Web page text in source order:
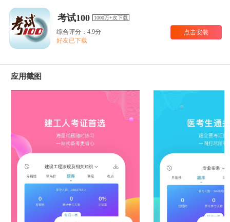
考试100 1000万+次下载
综合评分：4.9分
好友已下载
点击安装
应用截图